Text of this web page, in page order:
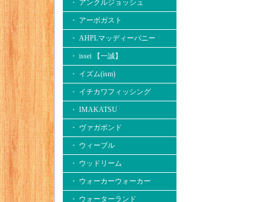
・ アンクルジョッシュ
・ アーボガスト
・ AHPLマッディーバニー
・ issei 【一誠】
・ イズム(ism)
・ イチカワフィッシング
・ IMAKATSU
・ ヴァガボンド
・ ウィーブル
・ ウッドリーム
・ ウォーカーウォーカー
・ ウォーターランド